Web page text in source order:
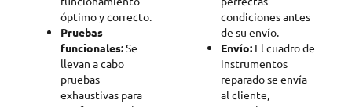
óptimo y correcto.
Pruebas
funcionales:Se
llevan a cabo
pruebas
exhaustivas para
condiciones antes
de su envío.
Envío: El cuadro de
instrumentos
reparado se envía
al cliente,